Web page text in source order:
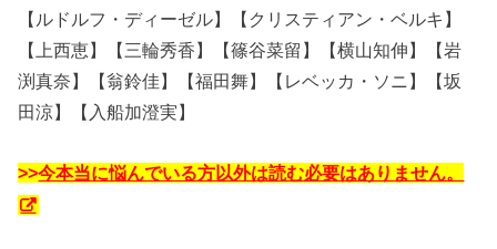
【ルドルフ・ディーゼル】【クリスティアン・ベルキ】
【上西恵】【三輪秀香】【篠谷菜留】【横山知伸】【岩
渕真奈】【翁鈴佳】【福田舞】【レベッカ・ソニ】【坂
田涼】【入船加澄実】
>>今本当に悩んでいる方以外は読む必要はありません。